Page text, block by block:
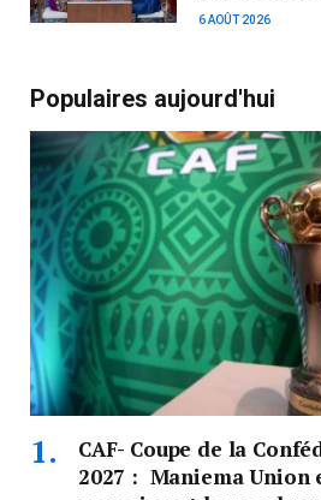
6 AOÛT 2026
Populaires aujourd'hui
CAF- Coupe de la
2027 : Maniema Union